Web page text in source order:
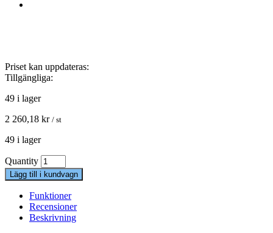
Priset kan uppdateras:
Tillgängliga:
49 i lager
2 260,18 kr / st
49 i lager
Quantity
Lägg till i kundvagn
Funktioner
Recensioner
Beskrivning